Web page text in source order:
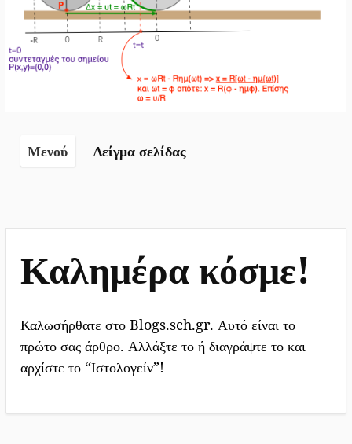
του
Λυκείου
Μενού Δείγμα σελίδας
Καλημέρα κόσμε!
Καλωσήρθατε στο Blogs.sch.gr. Αυτό είναι το
πρώτο σας άρθρο. Αλλάξτε το ή διαγράψτε το και
αρχίστε το “Ιστολογείν”!